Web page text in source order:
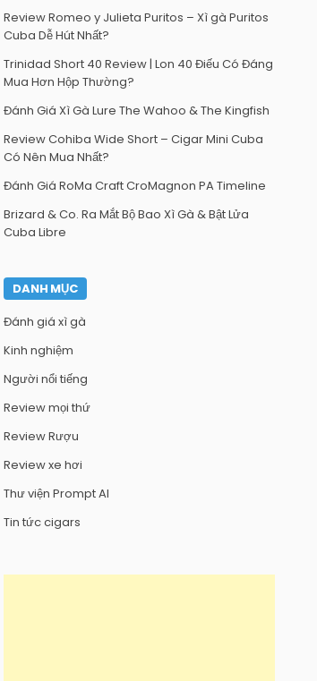
Review Romeo y Julieta Puritos – Xì gà Puritos
Cuba Dễ Hút Nhất?
Trinidad Short 40 Review | Lon 40 Điếu Có Đáng
Mua Hơn Hộp Thường?
Đánh Giá Xì Gà Lure The Wahoo & The Kingfish
Review Cohiba Wide Short – Cigar Mini Cuba
Có Nên Mua Nhất?
Đánh Giá RoMa Craft CroMagnon PA Timeline
Brizard & Co. Ra Mắt Bộ Bao Xì Gà & Bật Lửa
Cuba Libre
DANH MỤC
Đánh giá xì gà
Kinh nghiệm
Người nổi tiếng
Review mọi thứ
Review Rượu
Review xe hơi
Thư viện Prompt AI
Tin tức cigars